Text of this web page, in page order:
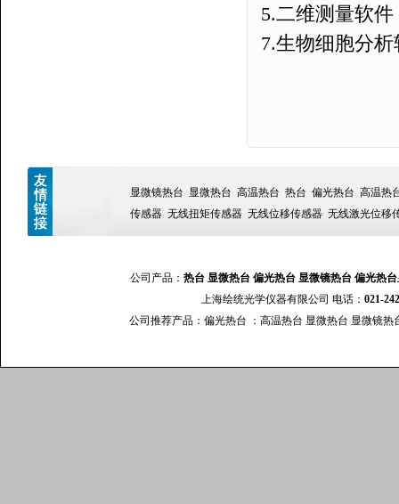
5.二维测量软件
7.生物细胞分析
显微镜热台 显微热台 高温热台 热台 偏光热台 高温热
传感器 无线扭矩传感器 无线位移传感器 无线激光位移
公司产品： 热台 显微热台 偏光热台 显微镜热台 偏光热
上海绘统光学仪器有限公司 电话： 021-
公司推荐产品： 偏光热台 ： 高温热台 显微热台 显微镜热